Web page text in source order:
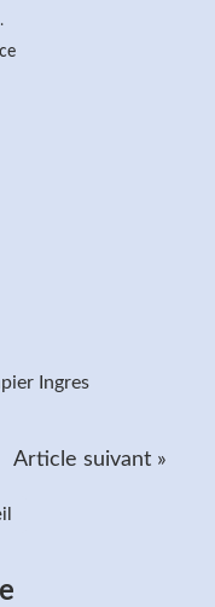
Ingres
Article suivant »